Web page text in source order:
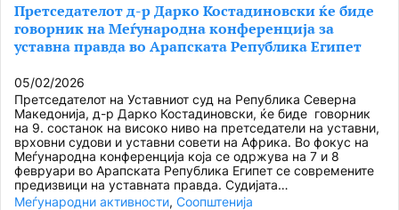
Претседателот д-р Дарко Костадиновски ќе биде
говорник на Меѓународна конференција за
уставна правда во Арапската Република Египет
05/02/2026
Претседателот на Уставниот суд на Република Северна
Македонија, д-р Дарко Костадиновски, ќе биде говорник
на 9. состанок на високо ниво на претседатели на уставни,
врховни судови и уставни совети на Африка. Во фокус на
Меѓународна конференција која се одржува на 7 и 8
февруари во Арапската Република Египет се современите
предизвици на уставната правда. Судијата…
Меѓународни активности, Соопштенија